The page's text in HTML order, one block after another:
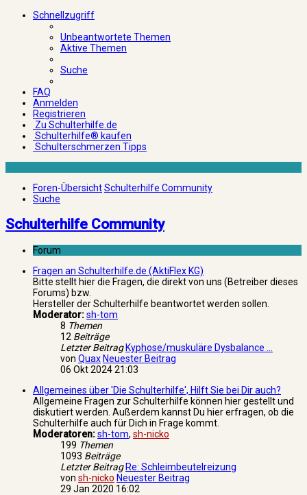
Schnellzugriff
Unbeantwortete Themen
Aktive Themen
Suche
FAQ
Anmelden
Registrieren
Zu Schulterhilfe.de
Schulterhilfe® kaufen
Schulterschmerzen Tipps
Foren-ÜbersichtSchulterhilfe Community
Suche
Schulterhilfe Community
Forum
Fragen an Schulterhilfe.de (AktiFlex KG)
Bitte stellt hier die Fragen, die direkt von uns (Betreiber dieses
Forums) bzw.
Hersteller der Schulterhilfe beantwortet werden sollen.
Moderator:sh-tom
8 Themen
12 Beiträge
Letzter Beitrag Kyphose/muskuläre Dysbalance …
von Quax Neuester Beitrag
06 Okt 2024 21:03
Allgemeines über 'Die Schulterhilfe', Hilft Sie bei Dir auch?
Allgemeine Fragen zur Schulterhilfe können hier gestellt und
diskutiert werden. Außerdem kannst Du hier erfragen, ob die
Schulterhilfe auch für Dich in Frage kommt.
Moderatoren:sh-tom, sh-nicko
199 Themen
1093 Beiträge
Letzter Beitrag Re: Schleimbeutelreizung
von sh-nicko Neuester Beitrag
29 Jan 2020 16:02